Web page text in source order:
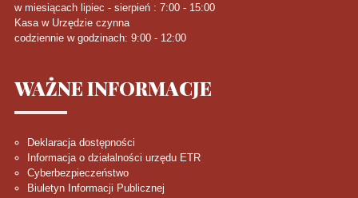
w miesiącach lipiec - sierpień : 7:00 - 15:00
Kasa w Urzędzie czynna
codziennie w godzinach: 9:00 - 12:00
WAŻNEINFORMACJE
Deklaracja dostępności
Informacja o działalności urzędu ETR
Cyberbezpieczeństwo
Biuletyn Informacji Publicznej